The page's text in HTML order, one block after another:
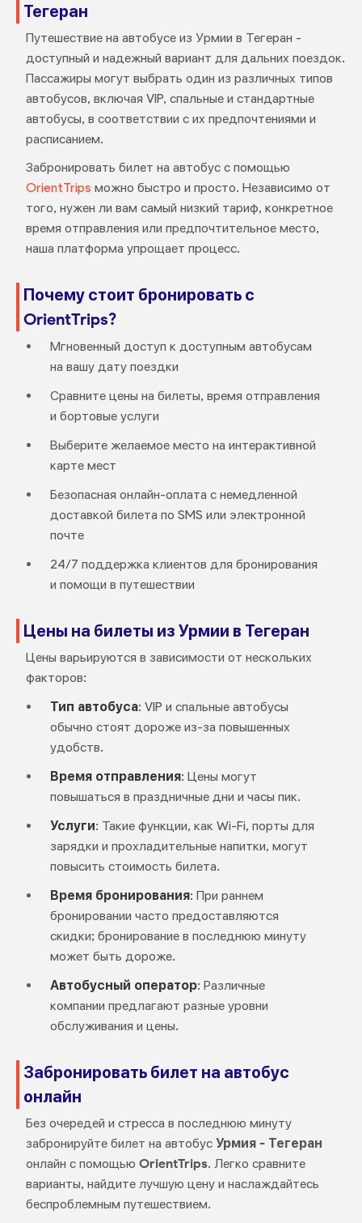
Тегеран
Путешествие на автобусе из Урмии в Тегеран -
доступный и надежный вариант для дальних поездок.
Пассажиры могут выбрать один из различных типов
автобусов, включая VIP, спальные и стандартные
автобусы, в соответствии с их предпочтениями и
расписанием.
Забронировать билет на автобус с помощью
OrientTrips можно быстро и просто. Независимо от
того, нужен ли вам самый низкий тариф, конкретное
время отправления или предпочтительное место,
наша платформа упрощает процесс.
Почему стоит бронировать с
OrientTrips?
Мгновенный доступ к доступным автобусам
на вашу дату поездки
Сравните цены на билеты, время отправления
и бортовые услуги
Выберите желаемое место на интерактивной
карте мест
Безопасная онлайн-оплата с немедленной
доставкой билета по SMS или электронной
почте
24/7 поддержка клиентов для бронирования
и помощи в путешествии
Цены на билеты из Урмии в Тегеран
Цены варьируются в зависимости от нескольких
факторов:
Тип автобуса: VIP и спальные автобусы
обычно стоят дороже из-за повышенных
удобств.
Время отправления: Цены могут
повышаться в праздничные дни и часы пик.
Услуги: Такие функции, как Wi-Fi, порты для
зарядки и прохладительные напитки, могут
повысить стоимость билета.
Время бронирования: При раннем
бронировании часто предоставляются
скидки; бронирование в последнюю минуту
может быть дороже.
Автобусный оператор: Различные
компании предлагают разные уровни
обслуживания и цены.
Забронировать билет на автобус
онлайн
Без очередей и стресса в последнюю минуту
забронируйте билет на автобус Урмия - Тегеран
онлайн с помощью OrientTrips. Легко сравните
варианты, найдите лучшую цену и наслаждайтесь
беспроблемным путешествием.